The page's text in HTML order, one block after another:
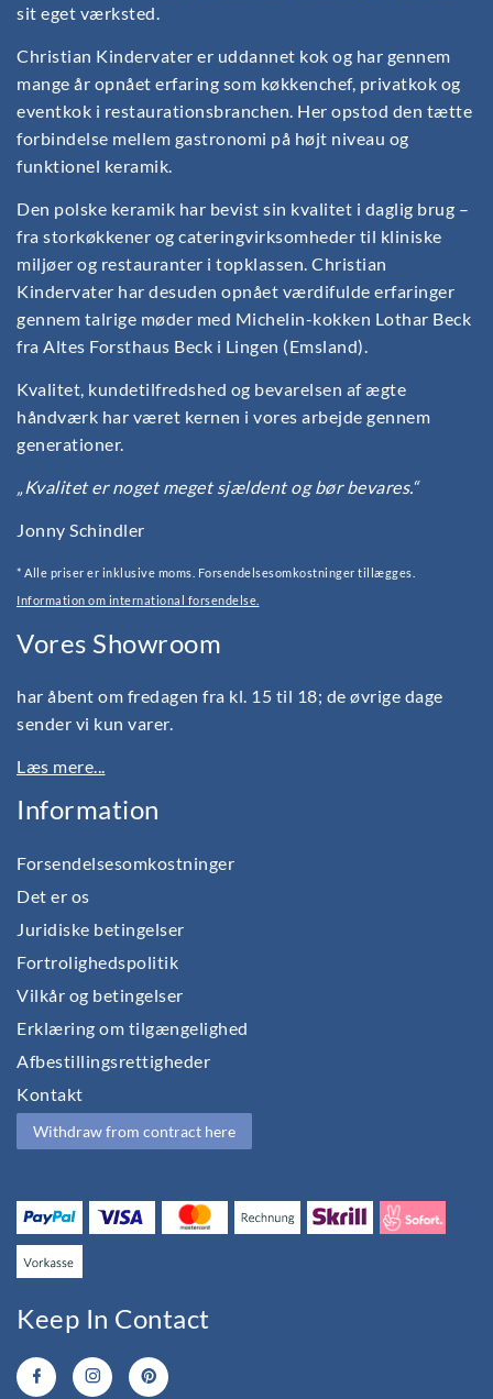
sit eget værksted.
Christian Kindervater er uddannet kok og har gennem
mange år opnået erfaring som køkkenchef, privatkok og
eventkok i restaurationsbranchen. Her opstod den tætte
forbindelse mellem gastronomi på højt niveau og
funktionel keramik.
Den polske keramik har bevist sin kvalitet i daglig brug –
fra storkøkkener og cateringvirksomheder til kliniske
miljøer og restauranter i topklassen. Christian
Kindervater har desuden opnået værdifulde erfaringer
gennem talrige møder med Michelin-kokken Lothar Beck
fra Altes Forsthaus Beck i Lingen (Emsland).
Kvalitet, kundetilfredshed og bevarelsen af ægte
håndværk har været kernen i vores arbejde gennem
generationer.
„Kvalitet er noget meget sjældent og bør bevares.“
Jonny Schindler
* Alle priser er inklusive moms. Forsendelsesomkostninger tillægges.
Information om international forsendelse.
Vores Showroom
har åbent om fredagen fra kl. 15 til 18; de øvrige dage
sender vi kun varer.
Læs mere...
Information
Forsendelsesomkostninger
Det er os
Juridiske betingelser
Fortrolighedspolitik
Vilkår og betingelser
Erklæring om tilgængelighed
Afbestillingsrettigheder
Kontakt
Withdraw from contract here
Keep In Contact